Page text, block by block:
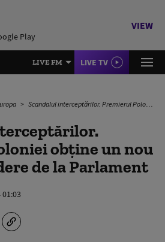
Play
VIEW
LIVE FM LIVE TV
Scandalul interceptărilor. Premierul Poloniei obține un nou vot de încredere de la Parlament
obține un nou
de la Parlament
01:03